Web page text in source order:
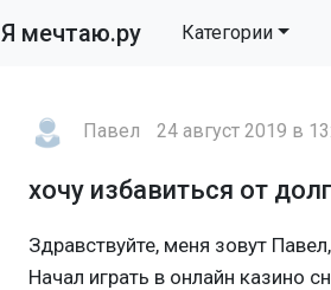
Я мечтаю.ру Категории
Павел 24 август 2019 в
хочу избавиться от
Здравствуйте, меня зовут
Начал играть в онлайн казино